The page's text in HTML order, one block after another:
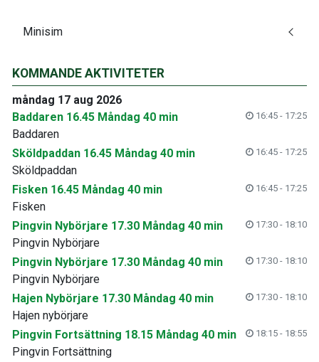
Minisim
KOMMANDE AKTIVITETER
måndag 17 aug 2026
Baddaren 16.45 Måndag 40 min
16:45 - 17:25
Baddaren
Sköldpaddan 16.45 Måndag 40 min
16:45 - 17:25
Sköldpaddan
Fisken 16.45 Måndag 40 min
16:45 - 17:25
Fisken
Pingvin Nybörjare 17.30 Måndag 40 min
17:30 - 18:10
Pingvin Nybörjare
Pingvin Nybörjare 17.30 Måndag 40 min
17:30 - 18:10
Pingvin Nybörjare
Hajen Nybörjare 17.30 Måndag 40 min
17:30 - 18:10
Hajen nybörjare
Pingvin Fortsättning 18.15 Måndag 40 min
18:15 - 18:55
Pingvin Fortsättning